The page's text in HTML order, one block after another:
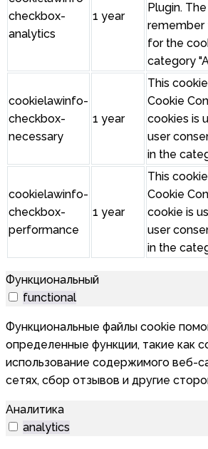
checkbox-
analytics
1 year
Plugin.
remember
for the
category
cookielawinfo-
checkbox-
necessary
1 year
This
Cookie
cookies is
user
in the
cookielawinfo-
checkbox-
performance
1 year
This
Cookie
cookie is
user
in the
Функциональный
functional
Функциональные файлы cookie
определенные функции, такие как
использование содержимого веб-
сетях, сбор отзывов и другие
Аналитика
analytics